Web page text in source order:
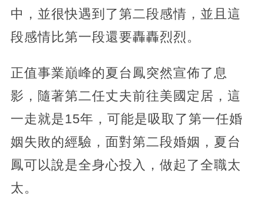
中，並很快遇到了第二段感情，並且這
段感情比第一段還要轟轟烈烈。
正值事業巔峰的夏台鳳突然宣佈了息
影，隨著第二任丈夫前往美國定居，這
一走就是15年，可能是吸取了第一任婚
姻失敗的經驗，面對第二段婚姻，夏台
鳳可以說是全身心投入，做起了全職太
太。